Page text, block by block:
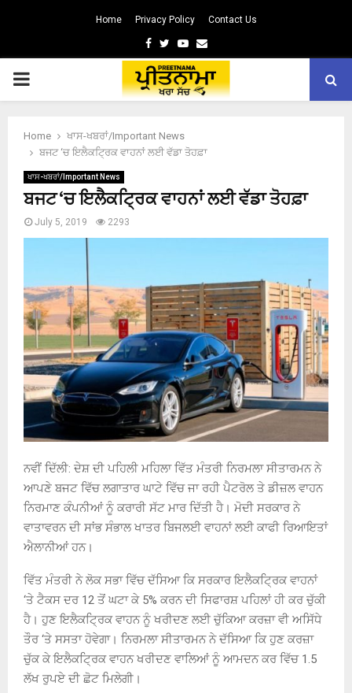
Home Privacy Policy Contact Us
Facebook
TwitterYoutube
Email
PRIMARY
Home
ਖਾਸ-ਖਬਰਾਂ/Important News
ਬਜਟ ‘ਚ ਇਲੈਕਟ੍ਰਿਕ ਵਾਹਨਾਂ ਲਈ ਵੱਡਾ ਤੋਹਫ਼ਾ
ਖਾਸ-ਖਬਰਾਂ/Important News
ਬਜਟ ‘ਚ ਇਲੈਕਟ੍ਰਿਕ ਵਾਹਨਾਂ ਲਈ ਵੱਡਾ ਤੋਹਫ਼ਾ
July 5, 2019 2293
ਨਵੀਂ ਦਿੱਲੀ: ਦੇਸ਼ ਦੀ ਪਹਿਲੀ ਮਹਿਲਾ ਵਿੱਤ ਮੰਤਰੀ ਨਿਰਮਲਾ ਸੀਤਾਰਮਨ ਨੇ
ਆਪਣੇ ਬਜਟ ਵਿੱਚ ਲਗਾਤਾਰ ਘਾਟੇ ਵਿੱਚ ਜਾ ਰਹੀ ਪੈਟਰੋਲ ਤੇ ਡੀਜ਼ਲ ਵਾਹਨ
ਨਿਰਮਾਣ ਕੰਪਨੀਆਂ ਨੂੰ ਕਰਾਰੀ ਸੱਟ ਮਾਰ ਦਿੱਤੀ ਹੈ। ਮੋਦੀ ਸਰਕਾਰ ਨੇ
ਵਾਤਾਵਰਨ ਦੀ ਸਾਂਭ ਸੰਭਾਲ ਖਾਤਰ ਬਿਜਲਈ ਵਾਹਨਾਂ ਲਈ ਕਾਫੀ ਰਿਆਇਤਾਂ
ਐਲਾਨੀਆਂ ਹਨ।
ਵਿੱਤ ਮੰਤਰੀ ਨੇ ਲੋਕ ਸਭਾ ਵਿੱਚ ਦੱਸਿਆ ਕਿ ਸਰਕਾਰ ਇਲੈਕਟ੍ਰਿਕ ਵਾਹਨਾਂ
‘ਤੇ ਟੈਕਸ ਦਰ 12 ਤੋਂ ਘਟਾ ਕੇ 5% ਕਰਨ ਦੀ ਸਿਫਾਰਸ਼ ਪਹਿਲਾਂ ਹੀ ਕਰ ਚੁੱਕੀ
ਹੈ। ਹੁਣ ਇਲੈਕਟ੍ਰਿਕ ਵਾਹਨ ਨੂੰ ਖਰੀਦਣ ਲਈ ਚੁੱਕਿਆ ਕਰਜ਼ਾ ਵੀ ਅਸਿੱਧੇ
ਤੌਰ ‘ਤੇ ਸਸਤਾ ਹੋਵੇਗਾ। ਨਿਰਮਲਾ ਸੀਤਾਰਮਨ ਨੇ ਦੱਸਿਆ ਕਿ ਹੁਣ ਕਰਜ਼ਾ
ਚੁੱਕ ਕੇ ਇਲੈਕਟ੍ਰਿਕ ਵਾਹਨ ਖਰੀਦਣ ਵਾਲਿਆਂ ਨੂੰ ਆਮਦਨ ਕਰ ਵਿੱਚ 1.5
ਲੱਖ ਰੁਪਏ ਦੀ ਛੋਟ ਮਿਲੇਗੀ।